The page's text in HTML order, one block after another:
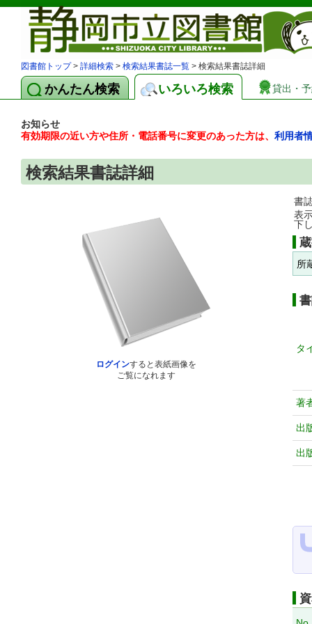
図書館トップ> 詳細検索 > 検索結果書誌一覧 > 検索結果書誌詳細
かんたん検索 いろいろ検索 貸出・
お知らせ
有効期限の近い方や住所・電話番号に変更のあった方は、 利用者
検索結果書誌詳細
ログインすると表紙画像を
ご覧になれます
書
表
下
所
タ
著
出
出